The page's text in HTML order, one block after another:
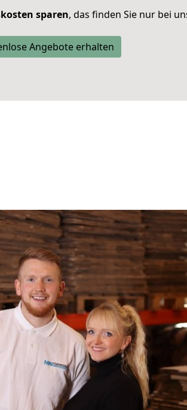
sparen, das finden Sie nur bei
Angebote erhalten